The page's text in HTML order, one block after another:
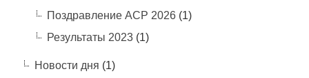
Поздравление АСР 2026(1)
Результаты 2023(1)
Новости дня (1)